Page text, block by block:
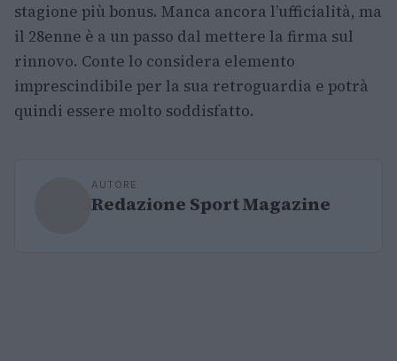
stagione più bonus. Manca ancora l’ufficialità, ma
il 28enne è a un passo dal mettere la firma sul
rinnovo. Conte lo considera elemento
imprescindibile per la sua retroguardia e potrà
quindi essere molto soddisfatto.
AUTORE
Redazione Sport Magazine